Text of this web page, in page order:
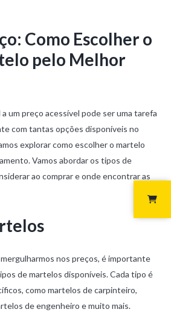
Como Escolher o
pelo Melhor
um preço acessível pode ser uma tarefa
com tantas opções disponíveis no
explorar como escolher o martelo
Vamos abordar os tipos de
ao comprar e onde encontrar as
nos preços, é importante
de martelos disponíveis. Cada tipo é
como martelos de carpinteiro,
de engenheiro e muito mais.